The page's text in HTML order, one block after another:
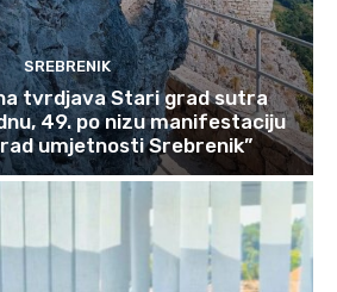
SREBRENIK
tvrdjava Stari grad sutra
49. po nizu manifestaciju
umjetnosti Srebrenik”